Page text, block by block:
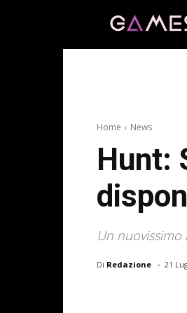
Home News
Hunt:
Un
Di Redazione - 21